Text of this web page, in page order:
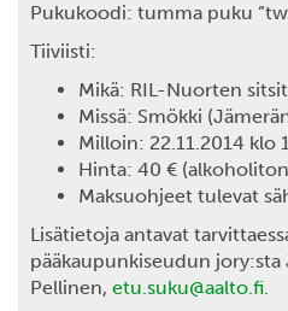
Pukukoodi: tumma puku
Tiiviisti:
Mikä: RIL-Nuorten sitsit
Missä: Smökki
Milloin: 22.11.2014 klo
Hinta: 40 €
Maksuohjeet tulevat
Lisätietoja antavat
pääkaupunkiseudun jory:sta
Pellinen, etu.suku@aalto.fi.